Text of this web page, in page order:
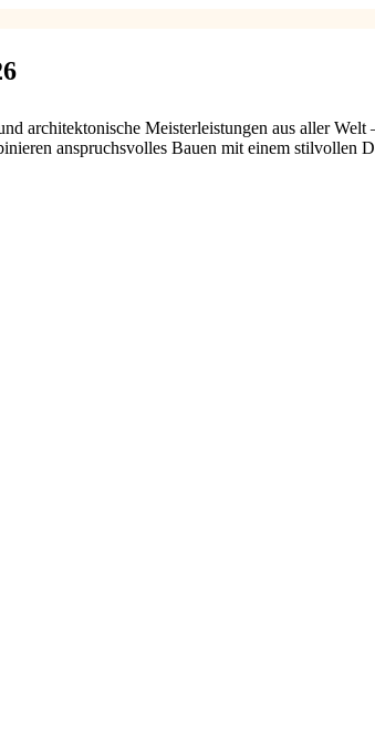
architektonische Meisterleistungen aus aller
anspruchsvolles Bauen mit einem stilvollen